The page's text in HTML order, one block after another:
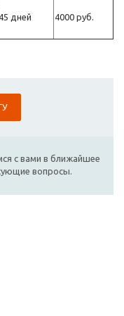
45 дней 4000 руб.
с вами в ближайшее
вопросы.